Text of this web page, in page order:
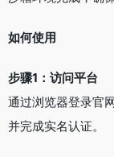
如何使用
步骤1：访问平台
通过浏览器登录官
并完成实名认证。